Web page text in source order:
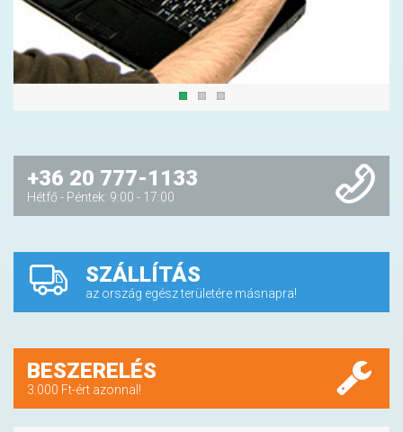
+36 20 777-1133
Hétfő - Péntek: 9:00 - 17:00
SZÁLLÍTÁS
az ország egész területére másnapra!
BESZERELÉS
3.000 Ft-ért azonnal!